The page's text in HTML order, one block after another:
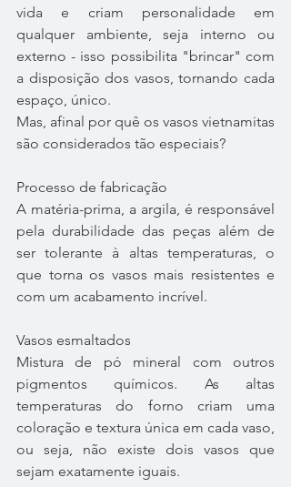
vida e criam personalidade em
qualquer ambiente, seja interno ou
externo - isso possibilita "brincar" com
a disposição dos vasos, tornando cada
espaço, único.
Mas, afinal por quê os vasos vietnamitas
são considerados tão especiais?
Processo de fabricação
A matéria-prima, a argila, é responsável
pela durabilidade das peças além de
ser tolerante à altas temperaturas, o
que torna os vasos mais resistentes e
com um acabamento incrível.
Vasos esmaltados
Mistura de pó mineral com outros
pigmentos químicos. As altas
temperaturas do forno criam uma
coloração e textura única em cada vaso,
ou seja, não existe dois vasos que
sejam exatamente iguais.